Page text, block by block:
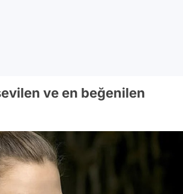
ve en beğenilen